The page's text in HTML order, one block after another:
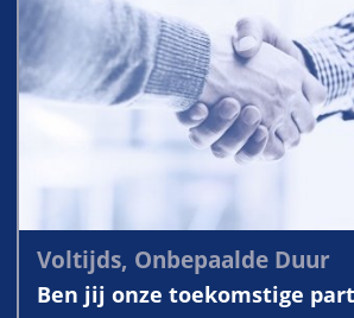
Voltijds, Onbepaalde Duur
Ben jij onze toekomstige